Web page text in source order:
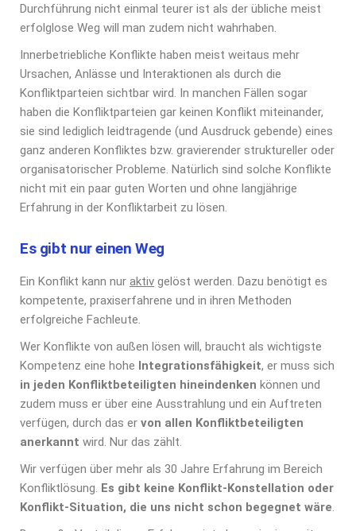
Durchführung nicht einmal teurer ist als der übliche meist
erfolglose Weg will man zudem nicht wahrhaben.
Innerbetriebliche Konflikte haben meist weitaus mehr
Ursachen, Anlässe und Interaktionen als durch die
Konfliktparteien sichtbar wird. In manchen Fällen sogar
haben die Konfliktparteien gar keinen Konflikt miteinander,
sie sind lediglich leidtragende (und Ausdruck gebende) eines
ganz anderen Konfliktes bzw. gravierender struktureller oder
organisatorischer Probleme. Natürlich sind solche Konflikte
nicht mit ein paar guten Worten und ohne langjährige
Erfahrung in der Konfliktarbeit zu lösen.
Es gibt nur einen Weg
Ein Konflikt kann nur aktiv gelöst werden. Dazu benötigt es
kompetente, praxiserfahrene und in ihren Methoden
erfolgreiche Fachleute.
Wer Konflikte von außen lösen will, braucht als wichtigste
Kompetenz eine hohe Integrationsfähigkeit, er muss sich
in jeden Konfliktbeteiligten hineindenken können und
zudem muss er über eine Ausstrahlung und ein Auftreten
verfügen, durch das er von allen Konfliktbeteiligten
anerkannt wird. Nur das zählt.
Wir verfügen über mehr als 30 Jahre Erfahrung im Bereich
Konfliktlösung. Es gibt keine Konflikt-Konstellation oder
Konflikt-Situation, die uns nicht schon begegnet wäre